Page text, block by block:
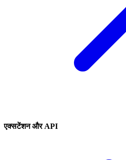
एक्सटेंशन और API